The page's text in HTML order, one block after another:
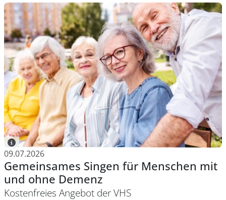
09.07.2026
Gemeinsames Singen für Menschen mit
und ohne Demenz
Kostenfreies Angebot der VHS